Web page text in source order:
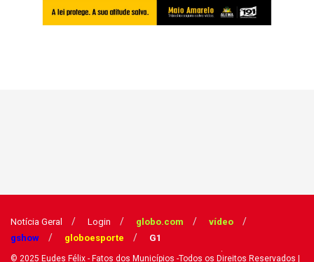
Notícia Geral Login globo.com
vídeo
gshow
globoesporte G1
© 2025 Eudes Félix - Fatos dos Municípios -Todos os Direitos Reservados |